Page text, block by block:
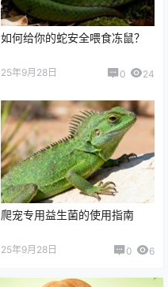
如何给你的蛇安全喂食冻鼠？
25年9月28日 0 24
爬宠专用益生菌的使用指南
25年9月28日 0 6